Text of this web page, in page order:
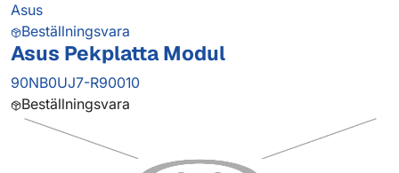
Asus
Beställningsvara
Asus Pekplatta Modul
90NB0UJ7-R90010
Beställningsvara